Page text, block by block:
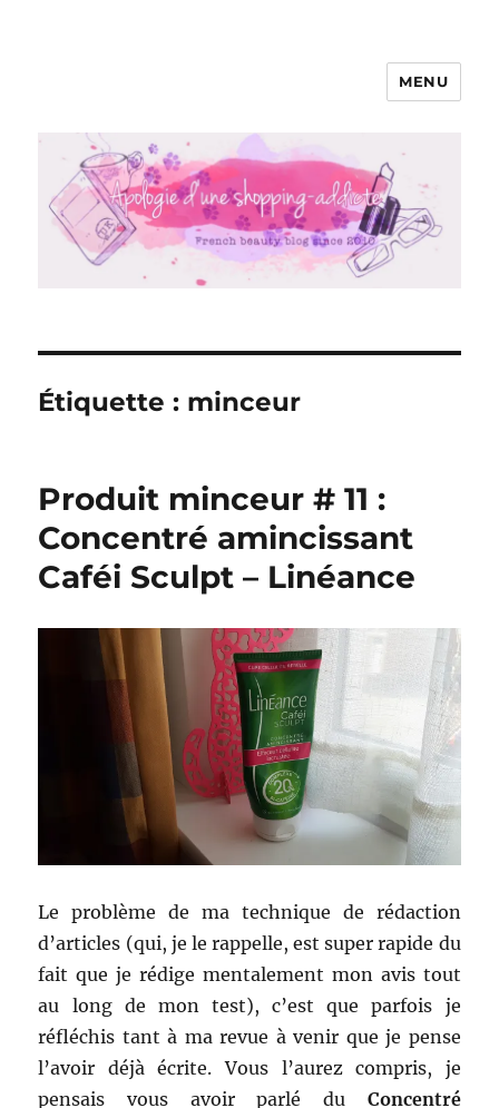
Apologie d'une Shopping-addicte
MENU
Étiquette : minceur
Produit minceur # 11 :
Concentré amincissant
Caféi Sculpt – Linéance
Le problème de ma technique de rédaction
d’articles (qui, je le rappelle, est super rapide du
fait que je rédige mentalement mon avis tout
au long de mon test), c’est que parfois je
réfléchis tant à ma revue à venir que je pense
l’avoir déjà écrite. Vous l’aurez compris, je
pensais vous avoir parlé du Concentré